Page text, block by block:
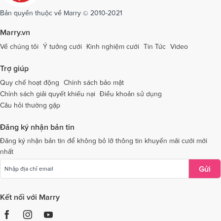
Dịch vụ cưới tại Sóc Trăng Dịch vụ cưới tại Sơn La
Dịch vụ cưới tại Thái Bình Dịch vụ cưới tại Thanh Hóa
Dịch vụ cưới tại Thừa Thiên - Huế
Dịch vụ cưới tại An Giang Dịch vụ cưới tại Trà Vinh
Dịch vụ cưới tại Tuyên Quang Dịch vụ cưới tại Vĩnh Long
Dịch vụ cưới tại Bà Rịa - Vũng TàuDịch vụ cưới tại Bắc Giang
Dịch vụ cưới tại Bắc Kạn
Bản quyền thuộc về Marry © 2010-2021
Marry.vn
Về chúng tôi Ý tưởng cưới Kinh nghiệm cưới Tin Tức Video
Trợ giúp
Quy chế hoạt động
Chính sách bảo mật
Chính sách giải quyết khiếu nại Điều khoản sử dụng
Câu hỏi thường gặp
Đăng ký nhận bản tin
Đăng ký nhận bản tin để không bỏ lỡ thông tin khuyến mãi cưới mới
nhất
Gửi
Kết nối với Marry